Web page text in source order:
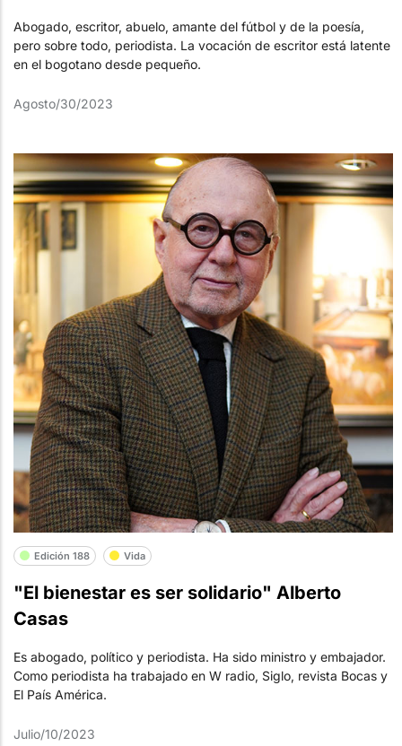
Abogado, escritor, abuelo, amante del fútbol y de la poesía,
pero sobre todo, periodista. La vocación de escritor está latente
en el bogotano desde pequeño.
Agosto/30/2023
Edición 188 Vida
"El bienestar es ser solidario" Alberto
Casas
Es abogado, político y periodista. Ha sido ministro y embajador.
Como periodista ha trabajado en W radio, Siglo, revista Bocas y
El País América.
Julio/10/2023